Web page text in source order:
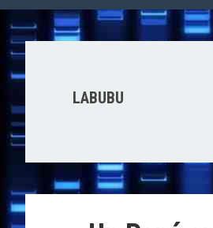
LABUBU